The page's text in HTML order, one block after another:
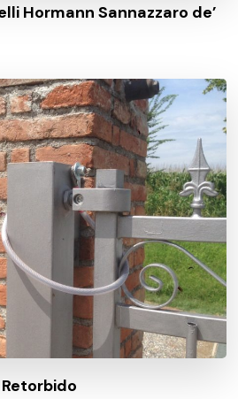
Hormann Sannazzaro de’